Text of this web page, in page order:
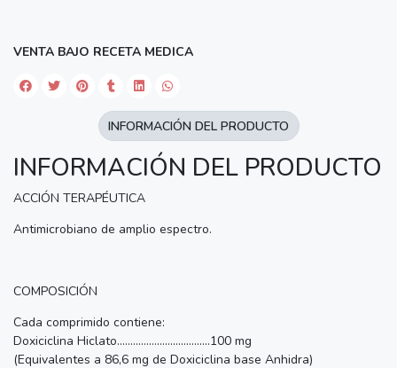
VENTA BAJO RECETA MEDICA
INFORMACIÓN DEL PRODUCTO
ACCIÓN TERAPÉUTICA
Antimicrobiano de amplio espectro.
COMPOSICIÓN
Cada comprimido contiene:
Doxiciclina Hiclato...................................100 mg
(Equivalentes a 86,6 mg de Doxiciclina base Anhidra)
INFORMACIÓN DEL PRODUCTO